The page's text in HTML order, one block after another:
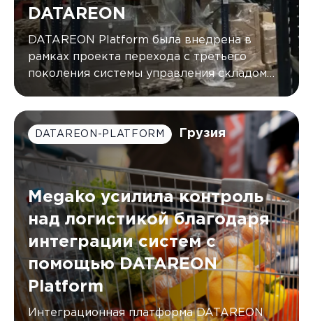
DATAREON
DATAREON Platform была внедрена в
рамках проекта перехода с третьего
поколения системы управления складом
(WMS) от AXELOT на пятое
DATAREON-PLATFORM Грузия
Megako усилила контроль
над логистикой благодаря
интеграции систем с
помощью DATAREON
Platform
Интеграционная платформа DATAREON